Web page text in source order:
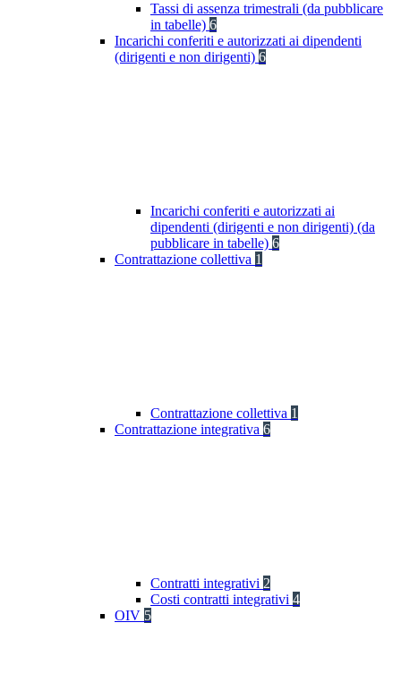
Tassi di assenza trimestrali (da pubblicare
in tabelle) 6
Incarichi conferiti e autorizzati ai dipendenti
(dirigenti e non dirigenti) 6
Incarichi conferiti e autorizzati ai
dipendenti (dirigenti e non dirigenti) (da
pubblicare in tabelle) 6
Contrattazione collettiva 1
Contrattazione collettiva 1
Contrattazione integrativa 6
Contratti integrativi 2
Costi contratti integrativi 4
OIV 5